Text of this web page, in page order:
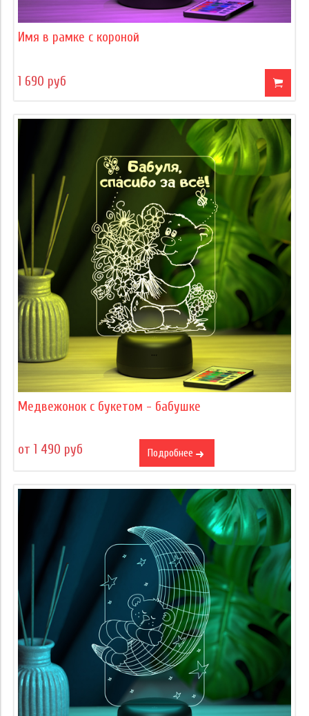
Имя в рамке с короной
1 690 руб
Медвежонок с букетом - бабушке
от 1 490 руб Подробнее